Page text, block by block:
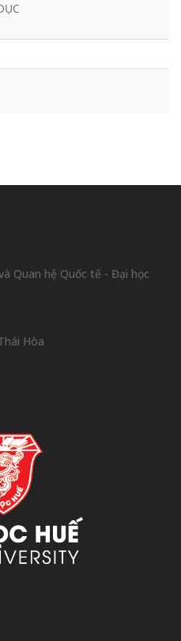
Quan hệ Quốc tế - Đại học
Hòa